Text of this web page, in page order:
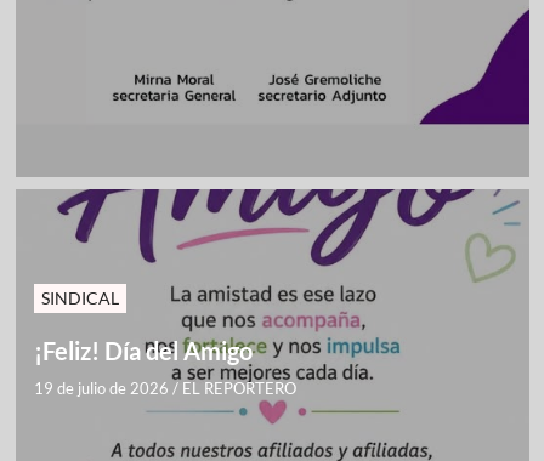
SINDICAL
¡Feliz! Día del Amigo
19 de julio de 2026 / EL REPORTERO